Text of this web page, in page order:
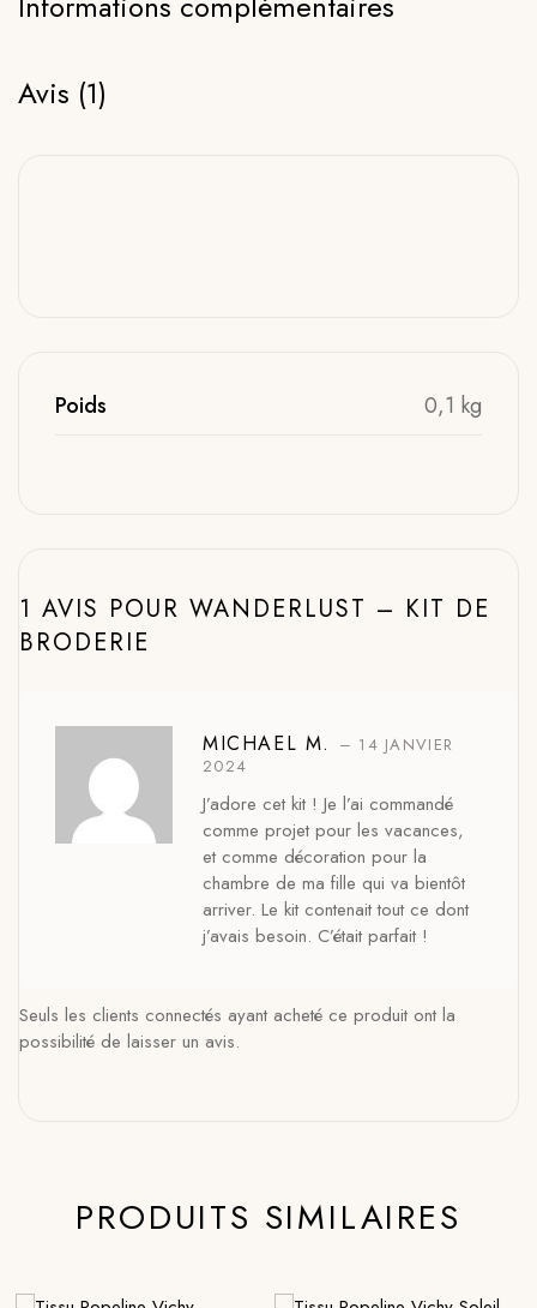
Avis (1)
Poids 0,1 kg
1 AVIS POUR WANDERLUST – KIT DE
BRODERIE
MICHAEL M. – 14 JANVIER
2024
J’adore cet kit ! Je l’ai commandé
comme projet pour les vacances,
et comme décoration pour la
chambre de ma fille qui va bientôt
arriver. Le kit contenait tout ce dont
j’avais besoin. C’était parfait !
Seuls les clients connectés ayant acheté ce produit ont la
possibilité de laisser un avis.
PRODUITS SIMILAIRES